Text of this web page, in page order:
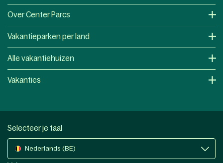
Over Center Parcs
Vakantieparken per land
Alle vakantiehuizen
Vakanties
Selecteer je taal
Nederlands (BE)